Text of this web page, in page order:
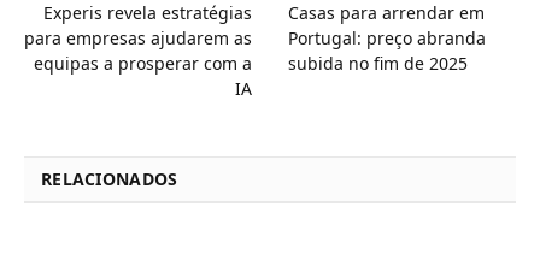
Experis revela estratégias
para empresas ajudarem as
equipas a prosperar com a
IA
Casas para arrendar em
Portugal: preço abranda
subida no fim de 2025
RELACIONADOS